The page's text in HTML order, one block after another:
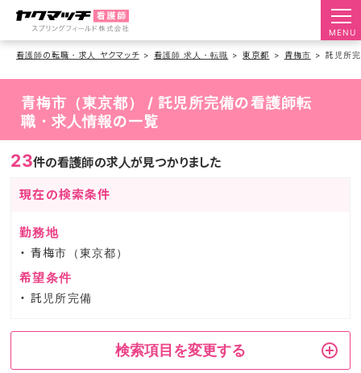
MENU
看護師の転職・求人 ヤクマッチ 看護師 求人・転職 東京都 青梅市 託児所
青梅市（東京都） / 託児所完備の看護師転
職・求人情報の一覧
23件の看護師の求人が見つかりました
現在の検索条件
勤務地
青梅市（東京都）
希望条件
託児所完備
検索項目を変更する